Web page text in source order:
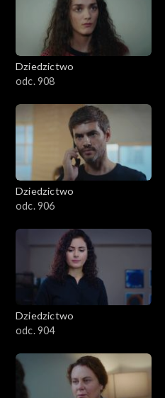
Dziedzictwo
odc. 908
Dziedzictwo
odc. 906
Dziedzictwo
odc. 904